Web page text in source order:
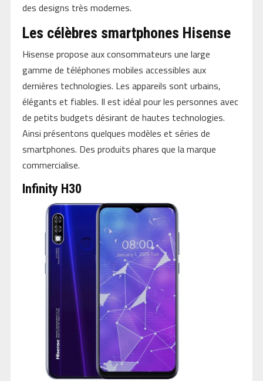
des designs très modernes.
Les célèbres smartphones Hisense
Hisense propose aux consommateurs une large
gamme de téléphones mobiles accessibles aux
dernières technologies. Les appareils sont urbains,
élégants et fiables. Il est idéal pour les personnes avec
de petits budgets désirant de hautes technologies.
Ainsi présentons quelques modèles et séries de
smartphones. Des produits phares que la marque
commercialise.
Infinity H30